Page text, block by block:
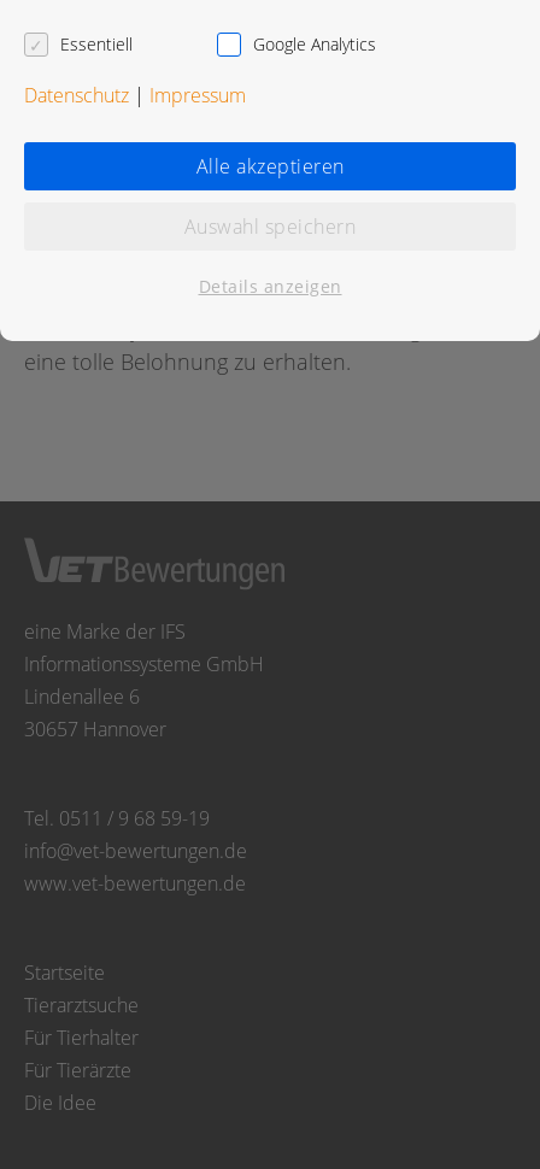
Bewertungen
Für diese Praxis wurde noch keine Bewertung
eine tolle Belohnung zu erhalten.
eine Marke der IFS
Informationssysteme GmbH
Lindenallee 6
30657 Hannover
Tel. 0511 / 9 68 59-19
info@vet-bewertungen.de
www.vet-bewertungen.de
Startseite
Tierarztsuche
Für Tierhalter
Für Tierärzte
Die Idee
Essentiell Google Analytics
Datenschutz | Impressum
Alle akzeptieren
Auswahl speichern
Details anzeigen